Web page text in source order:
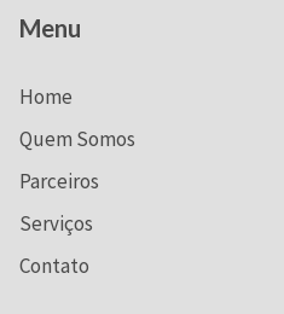
Menu
Home
Quem Somos
Parceiros
Serviços
Contato